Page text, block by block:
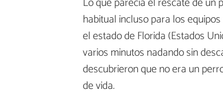
habitual incluso para los
el estado de Florida (Estados
varios minutos nadando sin
descubrieron que no era un
de vida.